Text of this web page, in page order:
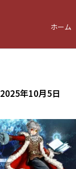
ホーム
2025年10月5日